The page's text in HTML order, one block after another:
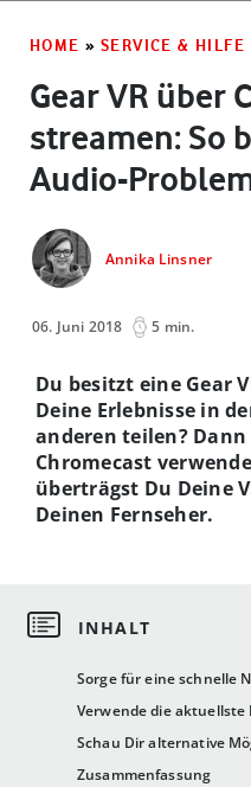
HOME » SERVICE & HILFE
Gear VR über
streamen: So
Audio-
Annika Linsner
06. Juni 2018 5 min.
Sorge für eine schnelle
Verwende die aktuellste
Schau Dir alternative
Zusammenfassung
Du besitzt eine Gear
Deine Erlebnisse in
anderen teilen?
Chromecast
überträgst Du Deine
Deinen Fernseher.